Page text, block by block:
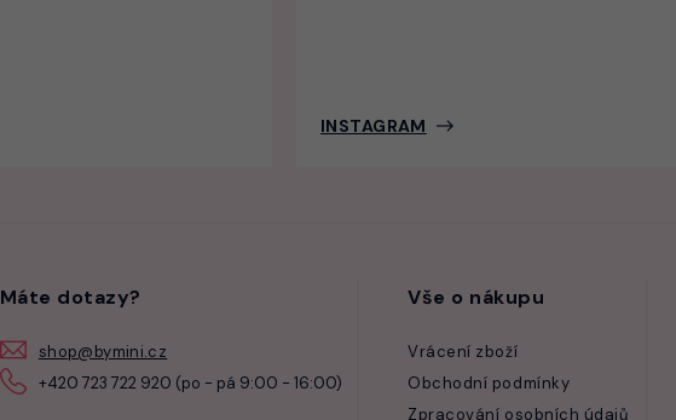
INSTAGRAM
Máte dotazy?
shop@bymini.cz
+420 723 722 920 (po - pá 9:00 - 16:00)
Vše o nákupu
Vrácení zboží
Obchodní podmínky
Zpracování osobních údajů